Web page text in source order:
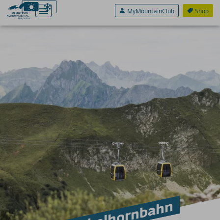
Shop
MyMountainClub
Aktiv & Sport
Erlebnis & Spaß
Genuss & Sinne
Preise
Bergbahnen
Weitere Infos
SERVICE A-Z
Anreise
App